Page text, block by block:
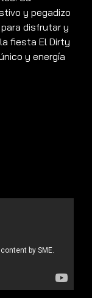
y pegadizo
disfrutar y
fiesta El Dirty
y energía